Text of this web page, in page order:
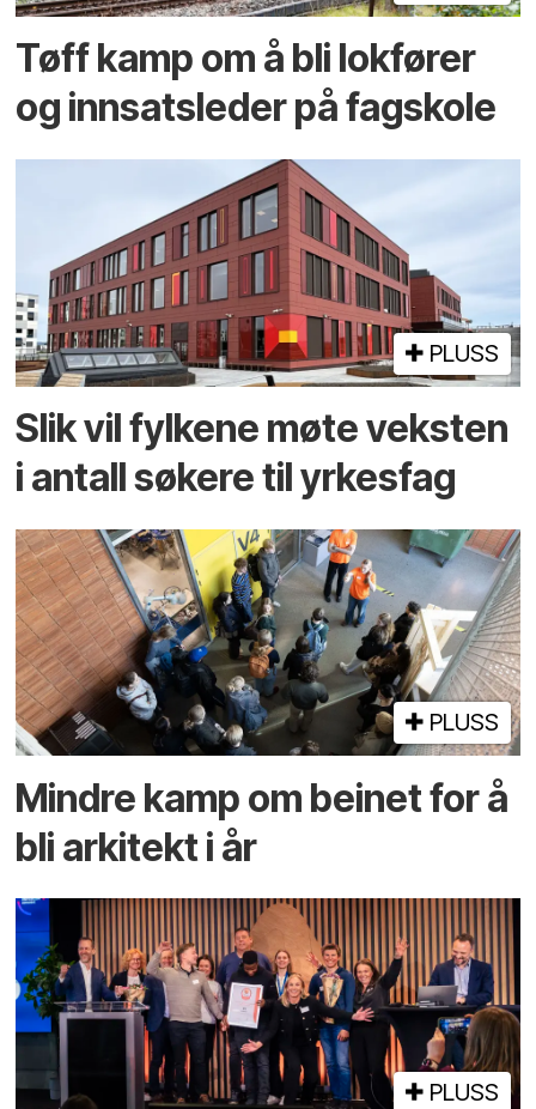
Tøff kamp om å bli lokfører
og innsatsleder på fagskole
PLUSS
Slik vil fylkene møte veksten
i antall søkere til yrkesfag
PLUSS
Mindre kamp om beinet for å
bli arkitekt i år
PLUSS